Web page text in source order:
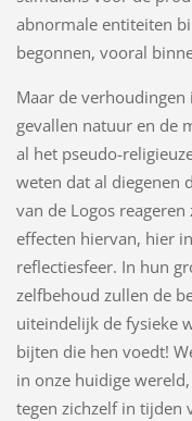
abnormale entiteiten
begonnen, vooral
Maar de
gevallen natuur en de
al het pseudo-
weten dat al diegenen
van de Logos
effecten hiervan, hier
reflectiesfeer. In hun
zelfbehoud zullen de
uiteindelijk de fysieke
bijten die hen voedt!
in onze huidige
tegen zichzelf in tijden